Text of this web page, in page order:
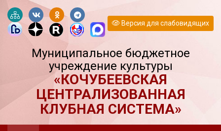
Версия для слабовидящих
Муниципальное бюджетное
учреждение культуры
«КОЧУБЕЕВСКАЯ
ЦЕНТРАЛИЗОВАННАЯ
КЛУБНАЯ СИСТЕМА»